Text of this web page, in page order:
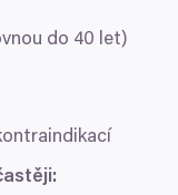
do 40 let)